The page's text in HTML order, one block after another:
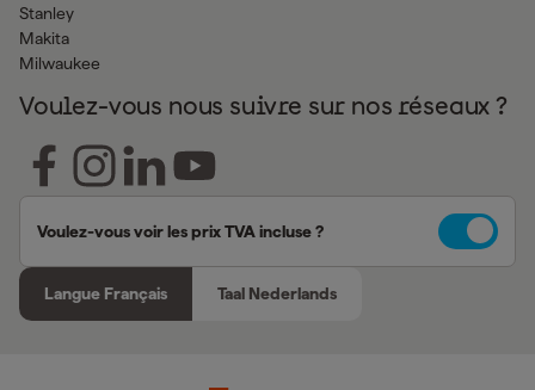
Stanley
Makita
Milwaukee
Voulez-vous nous suivre sur nos réseaux ?
Voulez-vous voir les prix TVA incluse ?
Langue Français Taal Nederlands